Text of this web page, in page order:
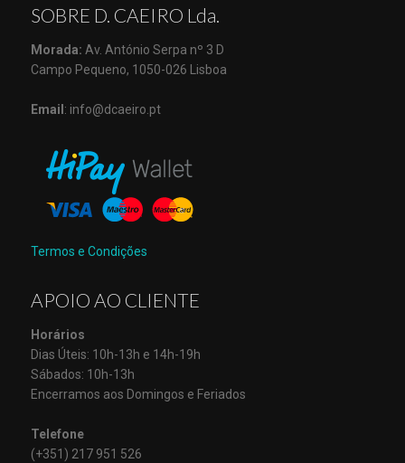
SOBRE D. CAEIRO Lda.
Morada: Av. António Serpa nº 3 D
Campo Pequeno, 1050-026 Lisboa
Email : info@dcaeiro.pt
Termos e Condições
APOIO AO CLIENTE
Horários
Dias Úteis: 10h-13h e 14h-19h
Sábados: 10h-13h
Encerramos aos Domingos e Feriados
Telefone
(+351) 217 951 526